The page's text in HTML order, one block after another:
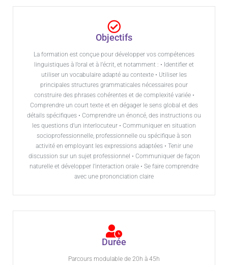
Objectifs
La formation est conçue pour développer vos compétences
linguistiques à l’oral et à l’écrit, et notamment : • Identifier et
utiliser un vocabulaire adapté au contexte • Utiliser les
principales structures grammaticales nécessaires pour
construire des phrases cohérentes et de complexité variée •
Comprendre un court texte et en dégager le sens global et des
détails spécifiques • Comprendre un énoncé, des instructions ou
les questions d’un interlocuteur • Communiquer en situation
socioprofessionnelle, professionnelle ou spécifique à son
activité en employant les expressions adaptées • Tenir une
discussion sur un sujet professionnel • Communiquer de façon
naturelle et développer l’interaction orale • Se faire comprendre
avec une prononciation claire
Durée
Parcours modulable de 20h à 45h